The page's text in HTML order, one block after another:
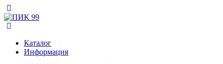
Каталог
Информация